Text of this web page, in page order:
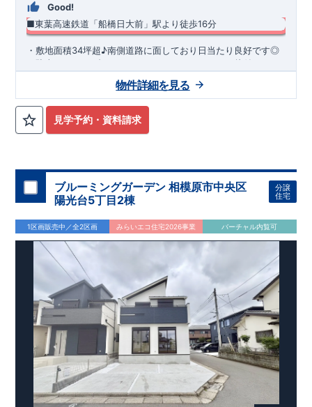
Good!
■東葉高速鉄道「船橋日大前」駅より徒歩16分
​・敷地面積34坪超♪南側道路に面しており日当たり良好です◎ ​
・駐車スペース2台！ ・キッチンまわりがすっきり片付くパン
ウンター付き♪ ・あったら嬉しい土間収納を採用！ ​・共働き世
帯に大活躍の宅配ボックス
【教育施設】◎ 習志野台第二小学校 約250m(徒歩約4分) ◎
習志野台中学校 約400m(徒歩約5分)
ート 習志野台店 約660m(徒歩約9分) ◎ マックスバリュ 習
■第三者機関が設計・建物検査(全四回)を実施 ■税制優遇あり
4分野6項目で最高等級を取得!
□ 構造の安定 (耐風等級2・耐震等級3) □ 劣化の軽減 (劣化対
策等級3) □ 維持管理への配慮 (維持管理対策等級3) □ 空気環
境 (ホルムアルデヒド発散等級3)
快適に長く住める住宅
【長期優良住宅】■国の定める7つの技術基準をクリア ■税制
優遇あり 【東栄セーフティーダンパー標準装備】
ーで振れ幅を大幅に低減、繰り返す地震に強い『耐震+制震』
■メンテナンスフリー
現地案内予約受付中詳細やご見学など、お気軽にお問合せ下さ
い♪ 東栄住宅 本八幡営業所 TEL:0120-948-056
見学予約・資料請求
物件詳細を見る
ブルーミングガーデン 相模原市中央区
陽光台5丁目2棟
分譲
住宅
1区画販売中／全2区画 みらいエコ住宅2026事業 バーチャル内覧可